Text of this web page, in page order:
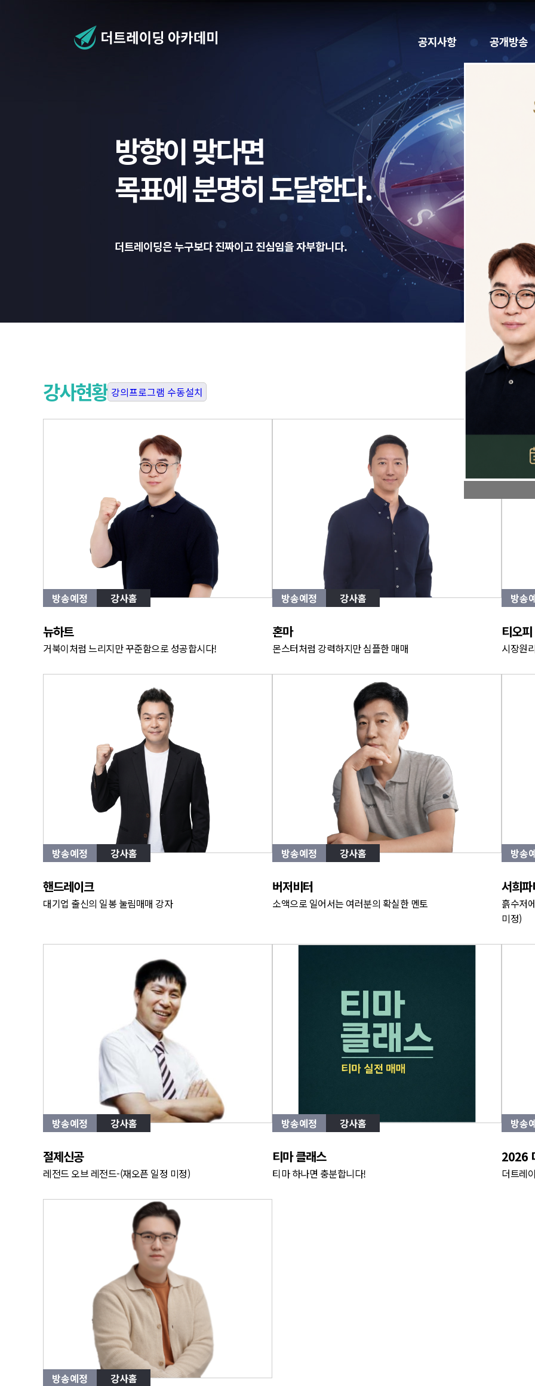
공지사항 공개방송
방향이 맞다면
목표에 분명히 도달한다.
더트레이딩은누구보다 진짜이고 진심임을 자부합니다.
강사현황 강의프로그램 수동설치
방송예정 강사홈
뉴하트
거북이처럼 느리지만 꾸준함으로 성공합시다!
방송예정 강사홈
혼마
몬스터처럼 강력하지만 심플한 매매
방송
티오피
시장원
방송예정 강사홈
핸드레이크
대기업 출신의 일봉 눌림매매 강자
방송예정 강사홈
버저비터
소액으로 일어서는 여러분의 확실한 멘토
방송
서희
흙수저
미정)
방송예정 강사홈
절제신공
레전드 오브 레전드-(재오픈 일정 미정)
방송예정 강사홈
티마 클래스
티마 하나면 충분합니다!
방송
2026
더트레
방송예정 강사홈